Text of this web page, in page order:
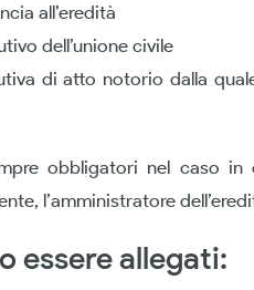
all’eredità
dell’unione civile
di atto notorio dalla
obbligatori nel caso
l’amministratore
essere allegati: